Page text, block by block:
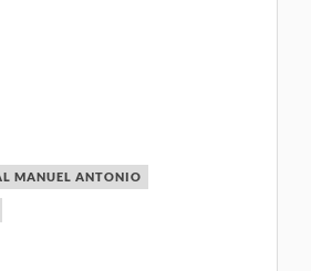
MANUEL ANTONIO